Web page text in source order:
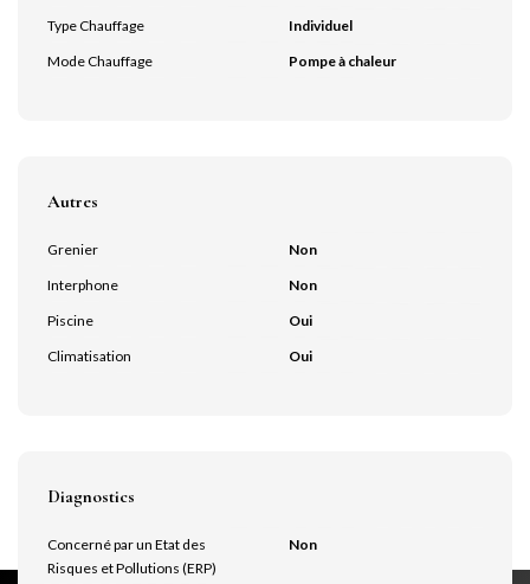
Type Chauffage
Individuel
Mode Chauffage
Pompe à chaleur
Autres
Grenier
Non
Interphone
Non
Piscine
Oui
Climatisation
Oui
Diagnostics
Concerné par un Etat des
Risques et Pollutions (ERP)
Non